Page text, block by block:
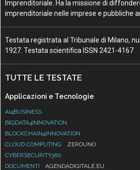
Imprenditoriale. Ha la missione di
imprenditoriale nelle imprese e pubbliche
Testata registrata al Tribunale di Milano,
1927. Testata scientifica ISSN 2421-4167
TUTTE LE TESTATE
Applicazioni e Tecnologie
AI4BUSINESS
BIGDATA4INNOVATION
BLOCKCHAIN4INNOVATION
CLOUD COMPUTING
ZEROUNO
CYBERSECURITY360
DOCUMENTI
AGENDADIGITALE.EU